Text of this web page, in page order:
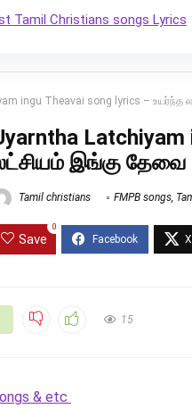
ingu Theavai song lyrics – உயர்ந்த
இங்கு தேவை
Tamil christians FMPB songs,
Save
0
15
& etc